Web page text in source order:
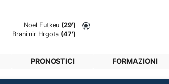
Noel Futkeu (29')
Branimir Hrgota (47')
PRONOSTICI FORMAZIONI